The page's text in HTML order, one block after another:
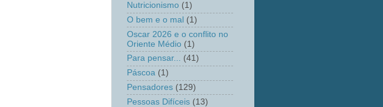
Nutricionismo (1)
O bem e o mal (1)
Oscar 2026 e o conflito no
Oriente Médio (1)
Para pensar... (41)
Páscoa (1)
Pensadores (129)
Pessoas Difíceis (13)